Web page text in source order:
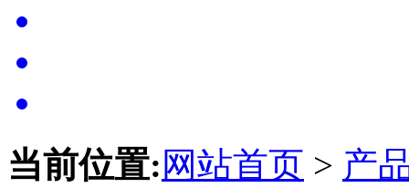
当前位置: 网站首页 > 产